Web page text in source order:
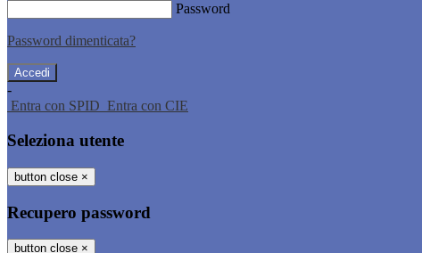
Password
Password dimenticata?
-
Entra con SPID Entra con CIE
Seleziona utente
button close ×
Recupero password
button close ×